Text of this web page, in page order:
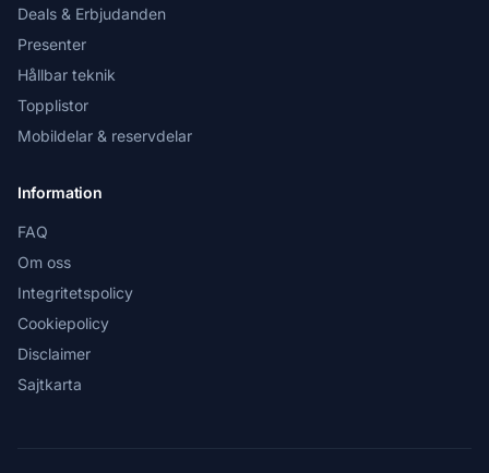
Deals & Erbjudanden
Presenter
Hållbar teknik
Topplistor
Mobildelar & reservdelar
Information
FAQ
Om oss
Integritetspolicy
Cookiepolicy
Disclaimer
Sajtkarta